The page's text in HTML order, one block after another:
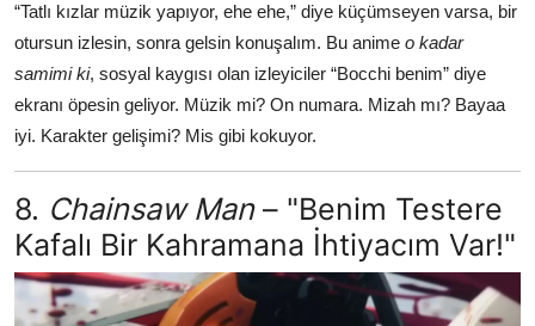
“Tatlı kızlar müzik yapıyor, ehe ehe,” diye küçümseyen varsa, bir
otursun izlesin, sonra gelsin konuşalım. Bu anime o kadar
samimi ki, sosyal kaygısı olan izleyiciler “Bocchi benim” diye
ekranı öpesin geliyor. Müzik mi? On numara. Mizah mı? Bayaa
iyi. Karakter gelişimi? Mis gibi kokuyor.
8. Chainsaw Man– "Benim Testere
Kafalı Bir Kahramana İhtiyacım Var!"